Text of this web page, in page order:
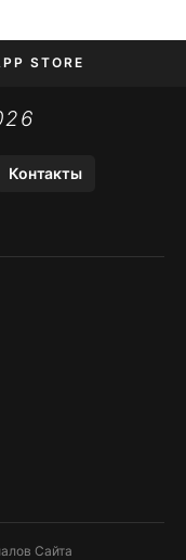
STORE
APP STORE
Контакты
Сайта